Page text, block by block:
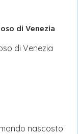
di Venezia
di Venezia
nascosto